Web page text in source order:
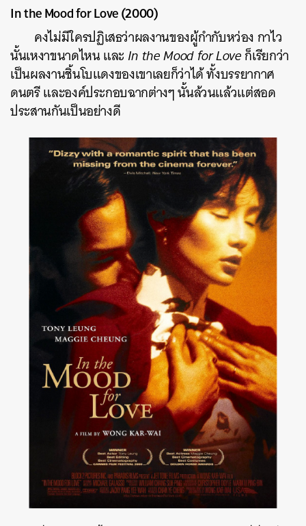
In the Mood for Love (2000)
คงไม่มีใครปฏิเสธว่าผลงานของผู้กำกับหว่อง กาไว
นั้นเหงาขนาดไหน และ In the Mood for Loveก็เรียกว่า
เป็นผลงานชิ้นโบแดงของเขาเลยก็ว่าได้ ทั้งบรรยากาศ
ดนตรี และองค์ประกอบฉากต่างๆ นั้นล้วนแล้วแต่สอด
ประสานกันเป็นอย่างดี